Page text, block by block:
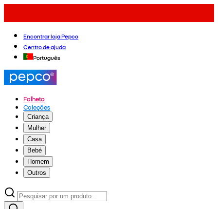
Encontrar loja Pepco
Centro de ajuda
Português
Folheto
Coleções
Criança
Mulher
Casa
Bebé
Homem
Outros